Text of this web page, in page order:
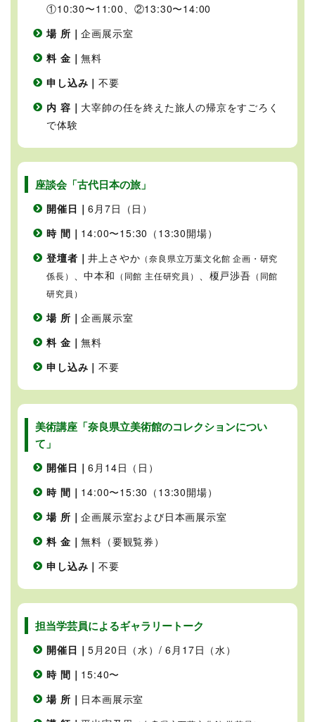
①10:30〜11:00、②13:30〜14:00
場 所｜企画展示室
料 金｜無料
申し込み｜不要
内 容｜ 大宰帥の任を終えた旅人の帰京をすごろく
で体験
座談会「古代日本の旅」
開催日｜6月7日（日）
時 間｜ 14:00〜15:30（13:30開場）
登壇者｜井上さやか （奈良県立万葉文化館 企画・研究
係長）
、中本和 （同館 主任研究員） 、榎戸渉吾 （同館
研究員）
場 所｜企画展示室
料 金｜無料
申し込み｜不要
美術講座「奈良県立美術館のコレクションについ
て」
開催日｜6月14日（日）
時 間｜ 14:00〜15:30（13:30開場）
場 所｜企画展示室および日本画展示室
料 金｜無料（要観覧券）
申し込み｜不要
担当学芸員によるギャラリートーク
開催日｜5月20日（水）/ 6月17日（水）
時 間｜ 15:40〜
場 所｜ 日本画展示室